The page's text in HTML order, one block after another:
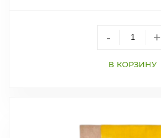
- +
В КОРЗИНУ